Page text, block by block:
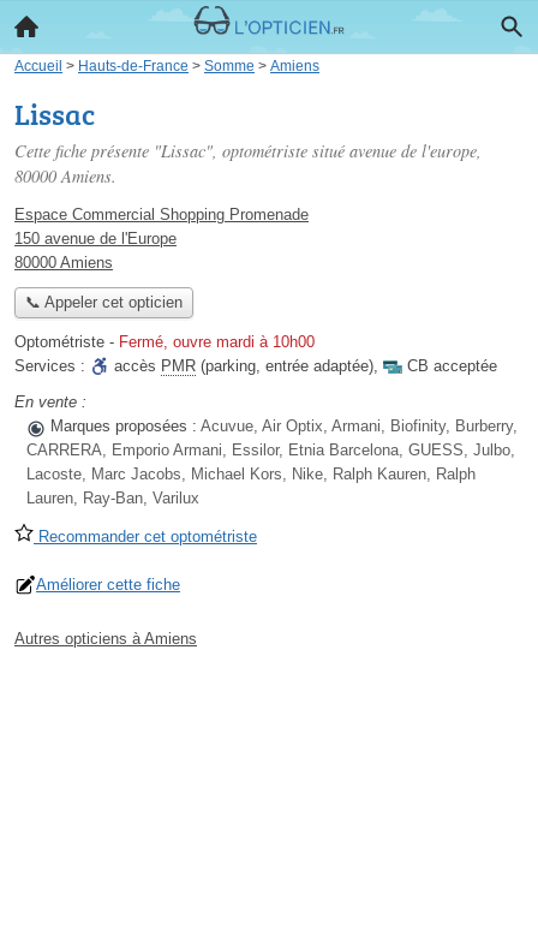
Accueil > Hauts-de-France > Somme > Amiens
Lissac
Cette fiche présente "Lissac", optométriste situé avenue de l'europe,
80000 Amiens.
Espace Commercial Shopping Promenade
150 avenue de l'Europe
80000 Amiens
📞 Appeler cet opticien
Optométriste - Fermé, ouvre mardi à 10h00
Services :
accès PMR (parking, entrée adaptée),
CB acceptée
En vente :
Marques proposées : Acuvue, Air Optix, Armani, Biofinity, Burberry,
CARRERA, Emporio Armani, Essilor, Etnia Barcelona, GUESS, Julbo,
Lacoste, Marc Jacobs, Michael Kors, Nike, Ralph Kauren, Ralph
Lauren, Ray-Ban, Varilux
Recommander cet optométriste
Améliorer cette fiche
Autres opticiens à Amiens